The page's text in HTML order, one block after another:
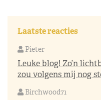
Laatste reacties
Pieter
Leuke blog! Zo’n
zou volgens mij nog
Birchwood71